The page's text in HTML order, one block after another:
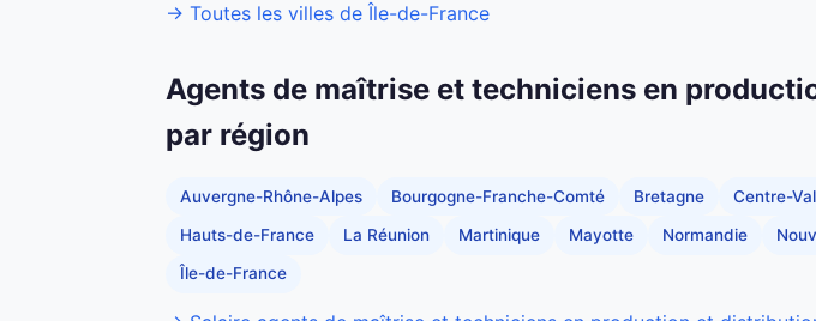
→ Toutes les villes de Île-de-France
Agents de maîtrise et techniciens en
par région
Auvergne-Rhône-Alpes Bourgogne-Franche-Comté Bretagne Centre-
Hauts-de-France La Réunion Martinique Mayotte Normandie
Île-de-France